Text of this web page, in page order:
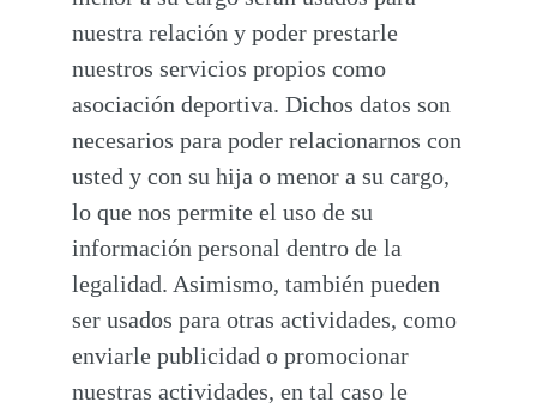
nuestra relación y poder prestarle
nuestros servicios propios como
asociación deportiva. Dichos datos son
necesarios para poder relacionarnos con
usted y con su hija o menor a su cargo,
lo que nos permite el uso de su
información personal dentro de la
legalidad. Asimismo, también pueden
ser usados para otras actividades, como
enviarle publicidad o promocionar
nuestras actividades, en tal caso le